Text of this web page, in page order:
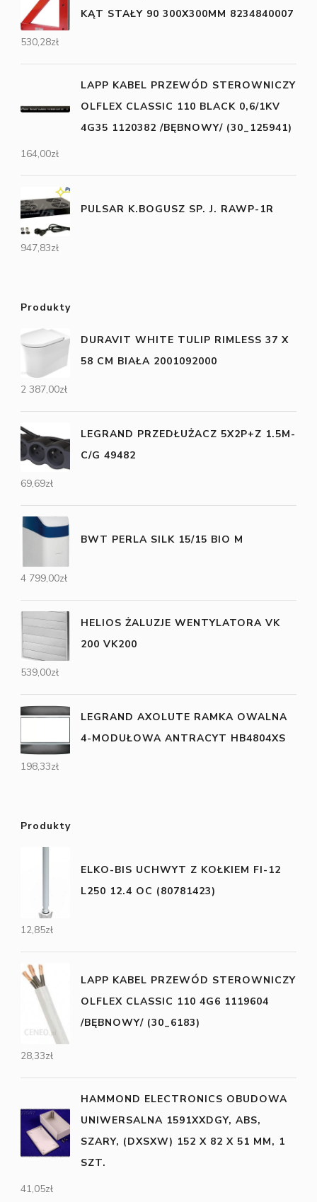
KĄT STAŁY 90 300X300MM 8234840007
530,28zł
LAPP KABEL PRZEWÓD STEROWNICZY
OLFLEX CLASSIC 110 BLACK 0,6/1KV
4G35 1120382 /BĘBNOWY/ (30_125941)
164,00zł
PULSAR K.BOGUSZ SP. J. RAWP-1R
947,83zł
Produkty
DURAVIT WHITE TULIP RIMLESS 37 X
58 CM BIAŁA 2001092000
2 387,00zł
LEGRAND PRZEDŁUŻACZ 5X2P+Z 1.5M-
C/G 49482
69,69zł
BWT PERLA SILK 15/15 BIO M
4 799,00zł
HELIOS ŻALUZJE WENTYLATORA VK
200 VK200
539,00zł
LEGRAND AXOLUTE RAMKA OWALNA
4-MODUŁOWA ANTRACYT HB4804XS
198,33zł
Produkty
ELKO-BIS UCHWYT Z KOŁKIEM FI-12
L250 12.4 OC (80781423)
12,85zł
LAPP KABEL PRZEWÓD STEROWNICZY
OLFLEX CLASSIC 110 4G6 1119604
/BĘBNOWY/ (30_6183)
28,33zł
HAMMOND ELECTRONICS OBUDOWA
UNIWERSALNA 1591XXDGY, ABS,
SZARY, (DXSXW) 152 X 82 X 51 MM, 1
SZT.
41,05zł